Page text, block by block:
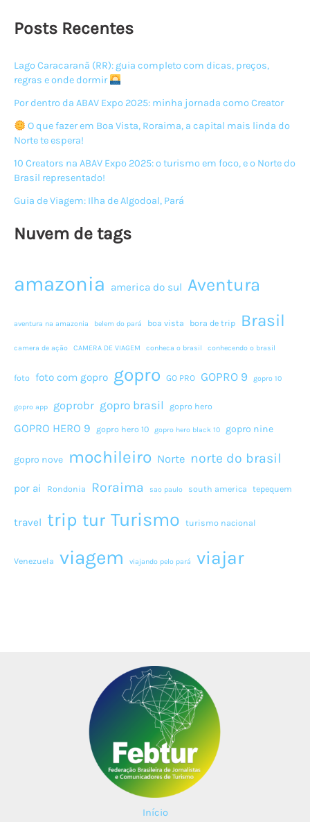
sem
sair
seu
sofá
Posts Recentes
Lago Caracaranã (RR): guia completo com dicas, preços,
regras e onde dormir
Por dentro da ABAV Expo 2025: minha jornada como Creator
O que fazer em Boa Vista, Roraima, a capital mais linda do
Norte te espera!
10 Creators na ABAV Expo 2025: o turismo em foco, e o Norte do
Brasil representado!
Guia de Viagem: Ilha de Algodoal, Pará
Nuvem de tags
amazonia america do sul Aventura
aventura na amazonia belem do pará boa vista bora de trip Brasil
camera de ação CAMERA DE VIAGEM conheca o brasil conhecendo o brasil
foto foto com gopro gopro GO PRO GOPRO 9 gopro 10
gopro app goprobr gopro brasil gopro hero
GOPRO HERO 9 gopro hero 10 gopro hero black 10 gopro nine
gopro nove mochileiro Norte norte do brasil
por ai Rondonia Roraima sao paulo south america tepequem
travel trip tur Turismo turismo nacional
Venezuela viagem viajando pelo pará viajar
Início